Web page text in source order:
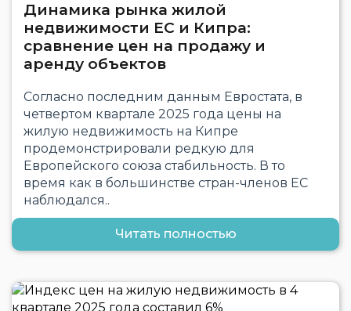
Динамика рынка жилой
недвижимости ЕС и Кипра:
сравнение цен на продажу и
аренду объектов
Согласно последним данным Евростата, в
четвертом квартале 2025 года цены на
жилую недвижимость на Кипре
продемонстрировали редкую для
Европейского союза стабильность. В то
время как в большинстве стран-членов ЕС
наблюдался..
Читать полностью